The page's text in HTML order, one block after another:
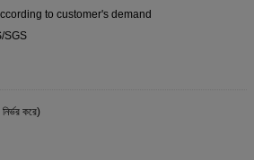
to customer's demand
SGS
করে)